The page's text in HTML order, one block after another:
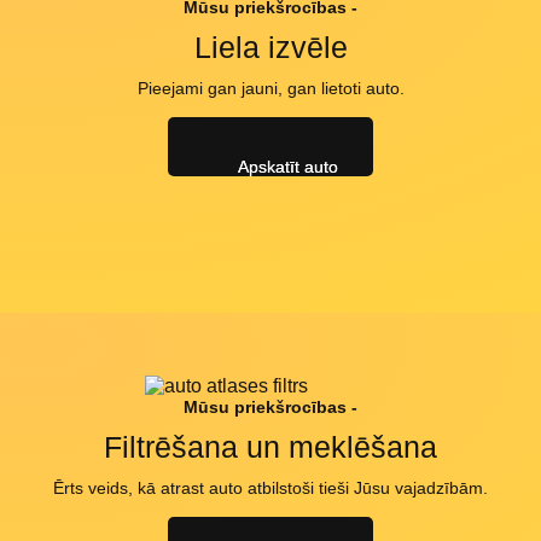
Mūsu priekšrocības -
Liela izvēle
Pieejami gan jauni, gan lietoti auto.
Mūsu priekšrocības -
Filtrēšana un meklēšana
Ērts veids, kā atrast auto atbilstoši tieši Jūsu vajadzībām.